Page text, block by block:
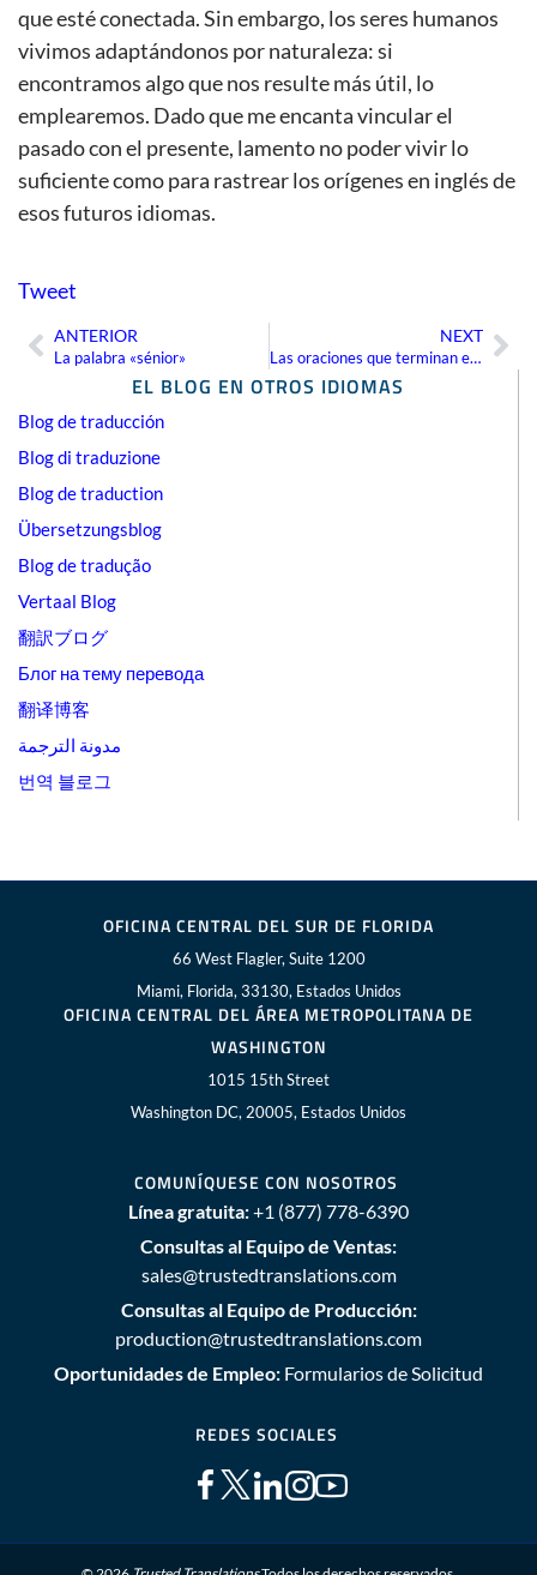
EL BLOG EN OTROS IDIOMAS
Blog de traducción
Blog di traduzione
Blog de traduction
Übersetzungsblog
Blog de tradução
Vertaal Blog
翻訳ブログ
Блог на тему перевода
翻译博客
مدونة الترجمة
번역 블로그
que esté conectada. Sin embargo, los seres humanos
vivimos adaptándonos por naturaleza: si
encontramos algo que nos resulte más útil, lo
emplearemos. Dado que me encanta vincular el
pasado con el presente, lamento no poder vivir lo
suficiente como para rastrear los orígenes en inglés de
esos futuros idiomas.
Tweet
AntANTERIOR
La palabra «sénior»
NEXT
Las oraciones que terminan en preposiciones (en inglés)
OFICINA CENTRAL DEL SUR DE FLORIDA
66 West Flagler, Suite 1200
Miami, Florida, 33130, Estados Unidos
OFICINA CENTRAL DEL ÁREA METROPOLITANA DE
WASHINGTON
1015 15th Street
Washington DC, 20005, Estados Unidos
COMUNÍQUESE CON NOSOTROS
Línea gratuita:+1 (877) 778-6390
Consultas al Equipo de Ventas:
sales@trustedtranslations.com
Consultas al Equipo de Producción:
production@trustedtranslations.com
Oportunidades de Empleo: Formularios de Solicitud
REDES SOCIALES